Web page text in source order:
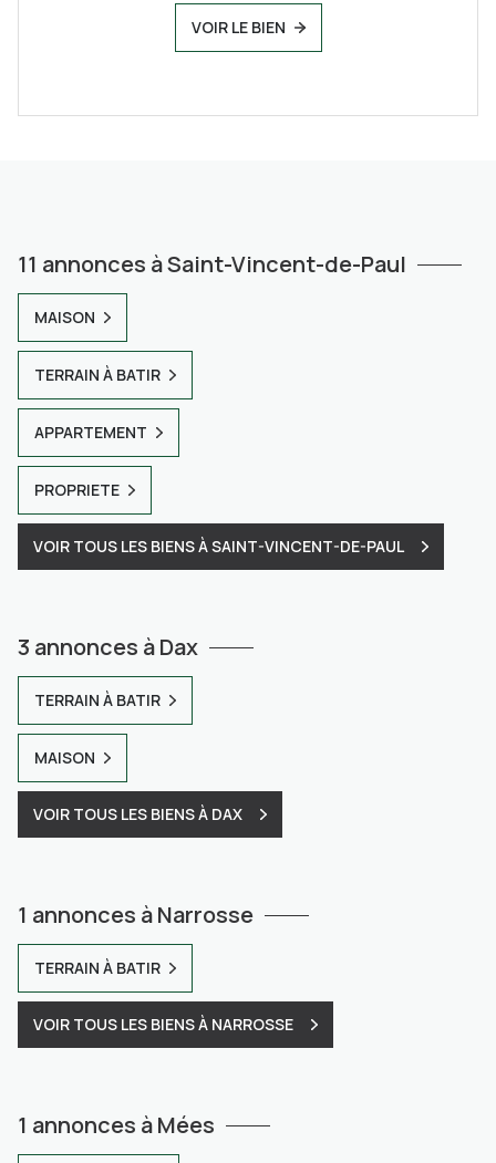
VOIR LE BIEN
11 annonces à Saint-Vincent-de-Paul
MAISON
TERRAIN À BATIR
APPARTEMENT
PROPRIETE
VOIR TOUS LES BIENS À SAINT-VINCENT-DE-PAUL
3 annonces à Dax
TERRAIN À BATIR
MAISON
VOIR TOUS LES BIENS À DAX
1 annonces à Narrosse
TERRAIN À BATIR
VOIR TOUS LES BIENS À NARROSSE
1 annonces à Mées